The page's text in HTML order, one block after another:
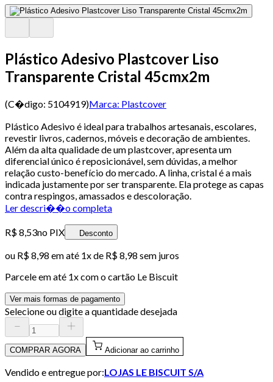
Plástico Adesivo Plastcover Liso
Transparente Cristal 45cmx2m
(C�digo: 5104919)Marca: Plastcover
Plástico Adesivo é ideal para trabalhos artesanais, escolares,
revestir livros, cadernos, móveis e decoração de ambientes.
Além da alta qualidade de um plastcover, apresenta um
diferencial único é reposicionável, sem dúvidas, a melhor
relação custo-benefício do mercado. A linha, cristal é a mais
indicada justamente por ser transparente. Ela protege as capas
contra respingos, amassados e descoloração.
Ler descri��o completa
R$ 8,53no PIX Desconto
ou R$ 8,98 em até 1x de R$ 8,98 sem juros
Parcele em até 1x com o cartão Le Biscuit
Ver mais formas de pagamento
Selecione ou digite a quantidade desejada
COMPRAR AGORA Adicionar ao carrinho
Vendido e entregue por:LOJAS LE BISCUIT S/A